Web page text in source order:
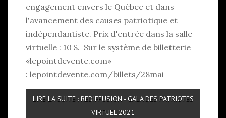
engagement envers le Québec et dans
l'avancement des causes patriotique et
indépendantiste. Prix d'entrée dans la salle
virtuelle : 10 $. Sur le système de billetterie
«lepointdevente.com»
: lepointdevente.com/billets/28mai
LIRE LA SUITE : REDIFFUSION - GALA DES PATRIOTES
VIRTUEL 2021